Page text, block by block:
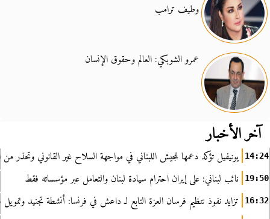
وطيف ترامب
عمرو الشوبكي: العالم وحقوق الإنسان
آخر الأخبار
14:24 يونيفيل تؤكد دعمها للجيش اللبناني في مواجهة السلاح غير القانوني وتحذر من
19:50 نائب لبناني: على إيران احترام سيادة لبنان والتعامل عبر مؤسساته فقط
16:32 تزايد نفوذ تنظيم فرسان العزة التابع لـ داعش في فرنسا: أنشطة تجنيد